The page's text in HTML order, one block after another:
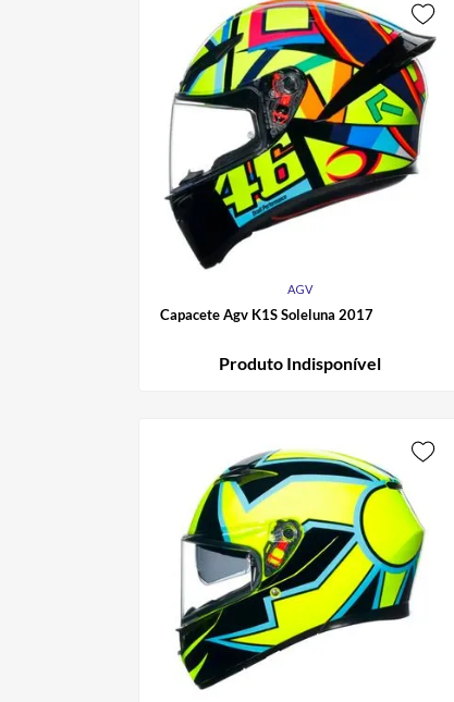
AGV
Capacete Agv K1S Soleluna 2017
Produto Indisponível